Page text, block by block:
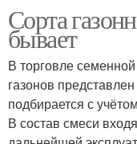
Сорта
бывает
В торговле
газонов
подбирается с
В состав смеси